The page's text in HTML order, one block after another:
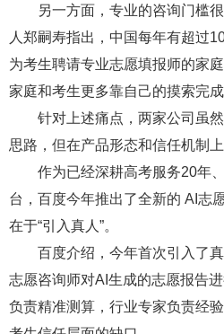
另一方面，专业的咨询门槛
人郑嗣寿指出，中国每年有超过
为考生聘请专业志愿填报师的家
家庭和考生更多靠自己的摸索完成
针对上述痛点，两家公司虽
思路，但在产品形态和信任机制上
作为已经深耕高考服务20年
台，百度今年推出了全新的 AI志
在于“引入真人”。
百度介绍，今年首次引入了
志愿咨询师对AI生成的志愿报告
负责精准测算，行业专家负责经